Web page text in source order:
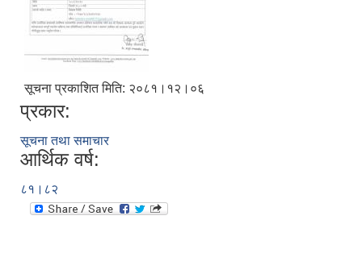
सूचना प्रकाशित मिति: २०८१।१२।०६
प्रकार:
सूचना तथा समाचार
आर्थिक वर्ष:
८१।८२